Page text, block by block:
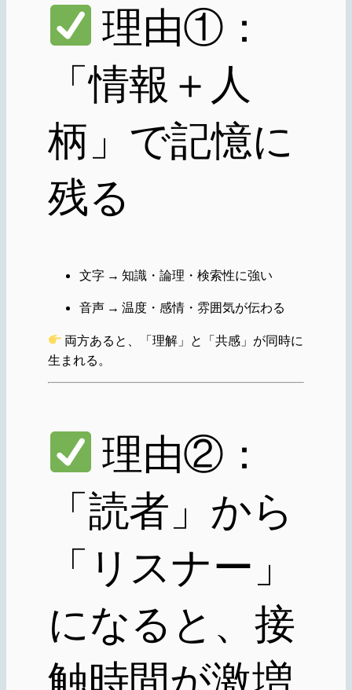
理由①：
「情報＋人
柄」で記憶に
残る
文字 → 知識・論理・検索性に強い
音声 → 温度・感情・雰囲気が伝わる
両方あると、「理解」と「共感」が同時に
生まれる。
理由②：
「読者」から
「リスナー」
になると、接
触時間が激増